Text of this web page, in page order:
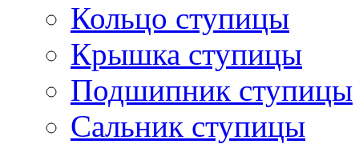
Кольцо ступицы
Крышка ступицы
Подшипник ступицы
Сальник ступицы